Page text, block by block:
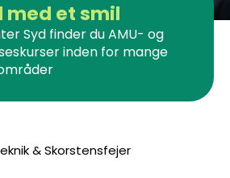
med et smil
Syd finder du AMU- og
inden for mange
& Skorstensfejer